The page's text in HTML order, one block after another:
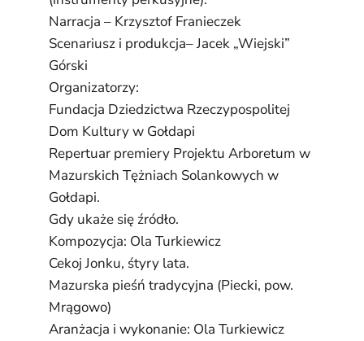
Narracja – Krzysztof Franieczek
Scenariusz i produkcja– Jacek „Wiejski”
Górski
Organizatorzy:
Fundacja Dziedzictwa Rzeczypospolitej
Dom Kultury w Gołdapi
Repertuar premiery Projektu Arboretum w
Mazurskich Tężniach Solankowych w
Gołdapi.
Gdy ukaże się źródło.
Kompozycja: Ola Turkiewicz
Cekoj Jonku, śtyry lata.
Mazurska pieśń tradycyjna (Piecki, pow.
Mrągowo)
Aranżacja i wykonanie: Ola Turkiewicz